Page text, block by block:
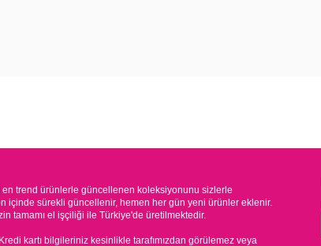
en trend ürünlerle güncellenen koleksiyonunu sizlerle
içinde sürekli güncellenir, hemen her gün yeni ürünler eklenir.
tamamı el işçiliği ile Türkiye'de üretilmektedir.
kartı bilgileriniz kesinlikle tarafımızdan görülemez veya